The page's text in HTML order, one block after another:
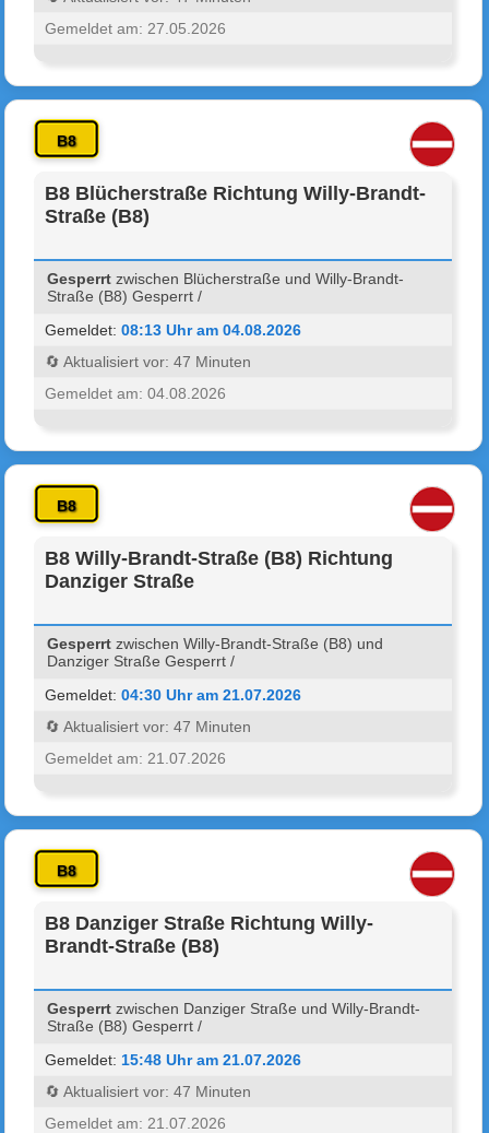
Gemeldet am: 27.05.2026
B8
B8 Blücherstraße Richtung Willy-Brandt-
Straße (B8)
Gesperrt zwischen Blücherstraße und Willy-Brandt-
Straße (B8) Gesperrt /
Gemeldet:08:13 Uhr am 04.08.2026
🔄 Aktualisiert vor: 47 Minuten
Gemeldet am: 04.08.2026
B8
B8 Willy-Brandt-Straße (B8) Richtung
Danziger Straße
Gesperrt zwischen Willy-Brandt-Straße (B8) und
Danziger Straße Gesperrt /
Gemeldet:04:30 Uhr am 21.07.2026
🔄 Aktualisiert vor: 47 Minuten
Gemeldet am: 21.07.2026
B8
B8 Danziger Straße Richtung Willy-
Brandt-Straße (B8)
Gesperrt zwischen Danziger Straße und Willy-Brandt-
Straße (B8) Gesperrt /
Gemeldet: 15:48 Uhr am 21.07.2026
🔄 Aktualisiert vor: 47 Minuten
Gemeldet am: 21.07.2026